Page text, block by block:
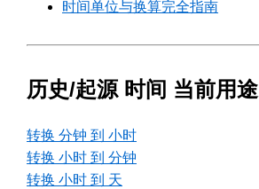
时间单位与换算完全指南
历史/起源 时间 当前用途
转换 分钟 到 小时
转换 小时 到 分钟
转换 小时 到 天